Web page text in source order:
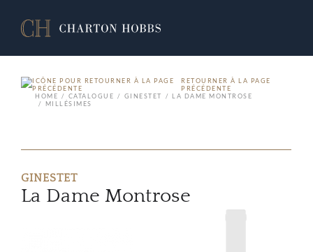
RETOURNER À LA PAGE
PRÉCÉDENTE
HOME
CATALOGUE GINESTET
LA DAME MONTROSE
MILLÉSIMES
GINESTET
La Dame Montrose